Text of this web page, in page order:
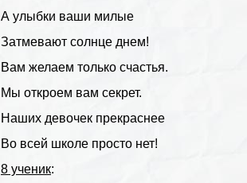
А улыбки ваши милые
Затмевают солнце днем!
Вам желаем только счастья.
Мы откроем вам секрет.
Наших девочек прекраснее
Во всей школе просто нет!
8 ученик: